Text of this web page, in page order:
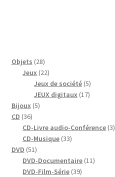
Objets 2828
produits
Jeux 2222
produits
Jeux de société 55
produits
JEUX digitaux 1717
Bijoux 55
CD 3636
produits
CD-Livre audio-Conférence 33
CD-Musique 3333
DVD 5151
produits
DVD-Documentaire 1111
DVD-Film-Série 3939